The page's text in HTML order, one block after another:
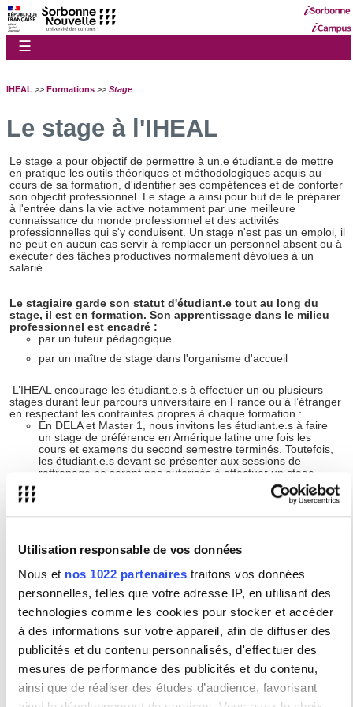
Utilisation responsable de vos données
Nous et nos 1022 partenaires traitons vos données
personnelles, telles que votre adresse IP, en utilisant des
technologies comme les cookies pour stocker et accéder
à des informations sur votre appareil, afin de diffuser des
publicités et du contenu personnalisés, d'effectuer des
mesures de performance des publicités et du contenu,
ainsi que de réaliser des études d’audience, favorisant
☰
IHEAL >> Formations >> Stage
Le stage à l'IHEAL
Le stage a pour objectif de permettre à un.e étudiant.e de mettre
en pratique les outils théoriques et méthodologiques acquis au
cours de sa formation, d'identifier ses compétences et de conforter
son objectif professionnel. Le stage a ainsi pour but de le préparer
à l'entrée dans la vie active notamment par une meilleure
connaissance du monde professionnel et des activités
professionnelles qui s'y conduisent. Un stage n'est pas un emploi, il
ne peut en aucun cas servir à remplacer un personnel absent ou à
exécuter des tâches productives normalement dévolues à un
salarié.
Le stagiaire garde son statut d'étudiant.e tout au long du
stage, il est en formation. Son apprentissage dans le milieu
professionnel est encadré :
par un tuteur pédagogique
par un maître de stage dans l'organisme d'accueil
L’IHEAL encourage les étudiant.e.s à effectuer un ou plusieurs
stages durant leur parcours universitaire en France ou à l’étranger
en respectant les contraintes propres à chaque formation :
En DELA et Master 1, nous invitons les étudiant.e.s à faire
un stage de préférence en Amérique latine une fois les
cours et examens du second semestre terminés. Toutefois,
les étudiant.e.s devant se présenter aux sessions de
rattrapage ne seront pas autorisés à effectuer un stage.
En Master 2 Recherche, les étudiant.e.s peuvent effectuer
un stage en lien avec leurs travaux de recherche. Ce stage
comptera alors dans la validation du bloc "stage et terrain
En Master 2 Professionnel un stage d'une durée minimum
de 3 mois (équivalent temps plein - 35h par semaine) et
maximum de 6 mois est obligatoire au deuxième semestre.
Il constitue une UE à part entière, est sanctionné par une
validation d'acquis et attribue des ECTS.
Attention, depuis la parution dudécret n°2014-1420 en novembre
2014, tout stage doit être adossé à un volume minimum de 200
heures d'enseignements dans l'année en cours. En conséquence,
les étudiants qui effectueraient un redoublement ne pourront pas
effectuer de stage.
Quelque soit la formation préparée,le contenu du stage devra
préalablement être validé par l'enseignant référent ou par un